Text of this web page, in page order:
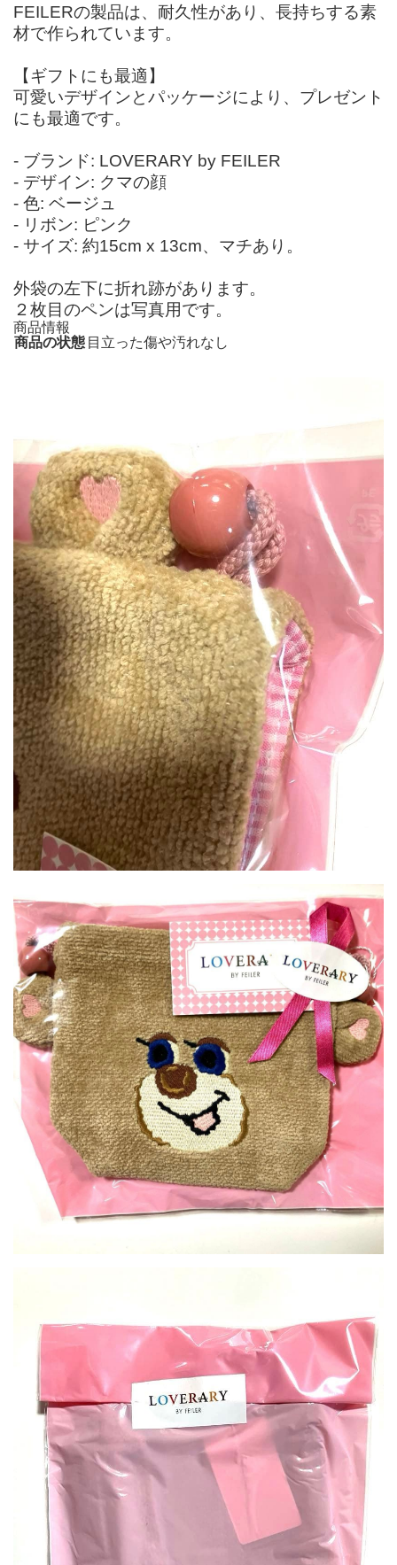
FEILERの製品は、耐久性があり、長持ちする素
材で作られています。
【ギフトにも最適】
可愛いデザインとパッケージにより、プレゼント
にも最適です。
- ブランド: LOVERARY by FEILER
- デザイン: クマの顔
- 色: ベージュ
- リボン: ピンク
- サイズ: 約15cm x 13cm、マチあり。
外袋の左下に折れ跡があります。
２枚目のペンは写真用です。
商品情報
商品の状態 目立った傷や汚れなし